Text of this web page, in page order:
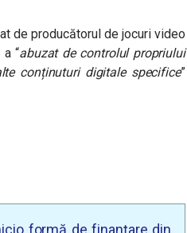
de producătorul de jocuri video
“abuzat de controlul propriului
conținuturi digitale specifice”
formă de finanțare din